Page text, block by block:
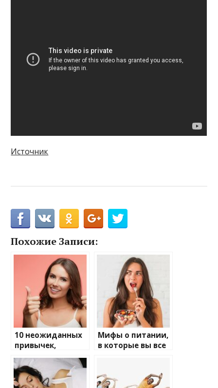
Источник
Похожие Записи:
10 неожиданных
привычек,
которые
улучшают
здоровье
Мифы о питании,
в которые вы все